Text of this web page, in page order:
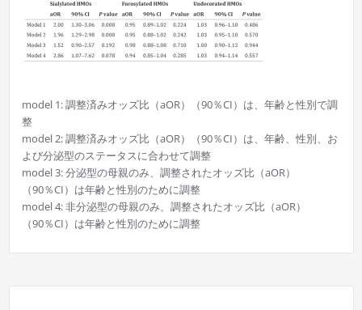
model 1: 調整済みオッズ比（aOR）（90％CI）は、年齢と性別で調
整
model 2: 調整済みオッズ比（aOR）（90％CI）は、年齢、性別、お
よび分泌型のステータスに合わせて調整
model 3: 分泌型の母親のみ、調整されたオッズ比（aOR）
（90％CI）は年齢と性別のために調整
model 4: 非分泌型の母親のみ、調整されたオッズ比（aOR）
（90％CI）は年齢と性別のために調整